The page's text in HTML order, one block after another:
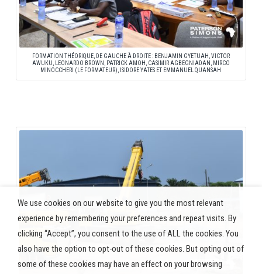
FORMATION THÉORIQUE, DE GAUCHE À DROITE : BENJAMIN GYETUAH, VICTOR
AWUKU, LEONARDO BROWN, PATRICK AMOH, CASIMIR AGBEGNIADAN, MIRCO
MINOCCHERI (LE FORMATEUR), ISIDORE YATES ET EMMANUEL QUANSAH
We use cookies on our website to give you the most relevant
experience by remembering your preferences and repeat visits. By
clicking “Accept”, you consent to the use of ALL the cookies. You
also have the option to opt-out of these cookies. But opting out of
some of these cookies may have an effect on your browsing